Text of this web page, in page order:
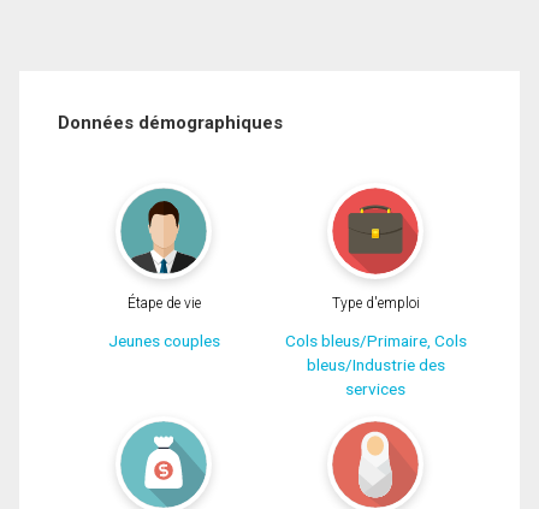
Données démographiques
Étape de vie
Jeunes couples
Type d'emploi
Cols bleus/Primaire, Cols
bleus/Industrie des
services